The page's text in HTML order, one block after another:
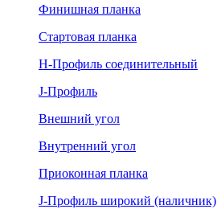
Финишная планка
Стартовая планка
Н-Профиль соединительный
J-Профиль
Внешний угол
Внутренний угол
Приоконная планка
J-Профиль широкий (наличник)